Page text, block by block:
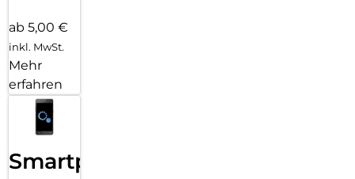
ab 5,00 €
inkl. MwSt.
Mehr
erfahren
Smartphone